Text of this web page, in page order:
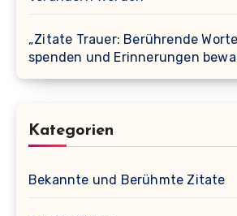
„Zitate Trauer: Berührende
spenden und Erinnerungen
Kategorien
Bekannte und Berühmte Zitate